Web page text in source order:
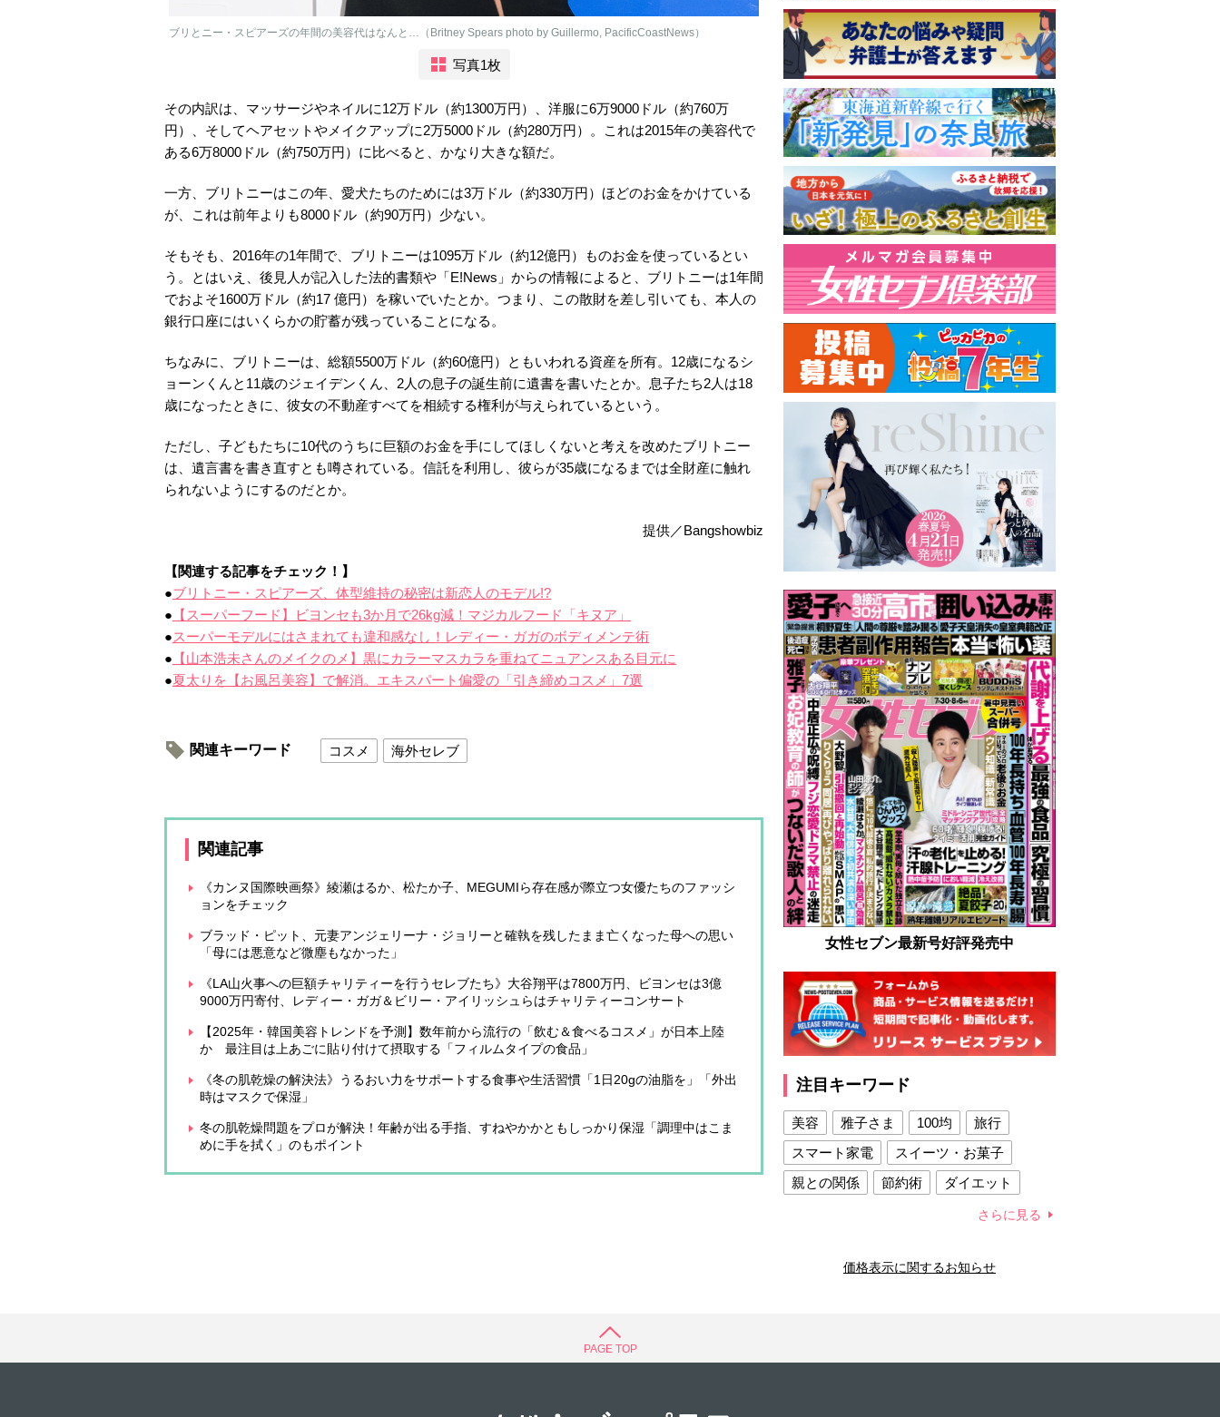
ブリとニー・スピアーズの年間の美容代はなんと…（Britney Spears photo by Guillermo, PacificCoastNews）
写真1枚
その内訳は、マッサージやネイルに12万ドル（約1300万円）、洋服に6万9000ドル（約760万
円）、そしてヘアセットやメイクアップに2万5000ドル（約280万円）。これは2015年の美容代で
ある6万8000ドル（約750万円）に比べると、かなり大きな額だ。
一方、ブリトニーはこの年、愛犬たちのためには3万ドル（約330万円）ほどのお金をかけている
が、これは前年よりも8000ドル（約90万円）少ない。
そもそも、2016年の1年間で、ブリトニーは1095万ドル（約12億円）ものお金を使っているとい
う。とはいえ、後見人が記入した法的書類や「E!News」からの情報によると、ブリトニーは1年間
でおよそ1600万ドル（約17 億円）を稼いでいたとか。つまり、この散財を差し引いても、本人の
銀行口座にはいくらかの貯蓄が残っていることになる。
ちなみに、ブリトニーは、総額5500万ドル（約60億円）ともいわれる資産を所有。12歳になるシ
ョーンくんと11歳のジェイデンくん、2人の息子の誕生前に遺書を書いたとか。息子たち2人は18
歳になったときに、彼女の不動産すべてを相続する権利が与えられているという。
ただし、子どもたちに10代のうちに巨額のお金を手にしてほしくないと考えを改めたブリトニー
は、遺言書を書き直すとも噂されている。信託を利用し、彼らが35歳になるまでは全財産に触れ
られないようにするのだとか。
提供／Bangshowbiz
【関連する記事をチェック！】
●ブリトニー・スピアーズ、体型維持の秘密は新恋人のモデル!?
● 【スーパーフード】ビヨンセも3か月で26kg減！マジカルフード「キヌア」
●スーパーモデルにはさまれても違和感なし！レディー・ガガのボディメンテ術
● 【山本浩未さんのメイクのメ】黒にカラーマスカラを重ねてニュアンスある目元に
●夏太りを【お風呂美容】で解消。エキスパート偏愛の「引き締めコスメ」7選
関連キーワード コスメ 海外セレブ
関連記事
《カンヌ国際映画祭》綾瀬はるか、松たか子、MEGUMIら存在感が際立つ女優たちのファッシ
ョンをチェック
ブラッド・ピット、元妻アンジェリーナ・ジョリーと確執を残したまま亡くなった母への思い
「母には悪意など微塵もなかった」
《LA山火事への巨額チャリティーを行うセレブたち》大谷翔平は7800万円、ビヨンセは3億
9000万円寄付、レディー・ガガ＆ビリー・アイリッシュらはチャリティーコンサート
【2025年・韓国美容トレンドを予測】数年前から流行の「飲む＆食べるコスメ」が日本上陸
か 最注目は上あごに貼り付けて摂取する「フィルムタイプの食品」
《冬の肌乾燥の解決法》うるおい力をサポートする食事や生活習慣「1日20gの油脂を」「外出
時はマスクで保湿」
冬の肌乾燥問題をプロが解決！年齢が出る手指、すねやかかともしっかり保湿「調理中はこま
めに手を拭く」のもポイント
女性セブン最新号好評発売中
注目キーワード
美容 雅子さま 100均
旅行
スマート家電
スイーツ・お菓子
親との関係
節約術
ダイエット
夫との関係
新津春子 どか食い
さらに見る
価格表示に関するお知らせ
PAGE TOP